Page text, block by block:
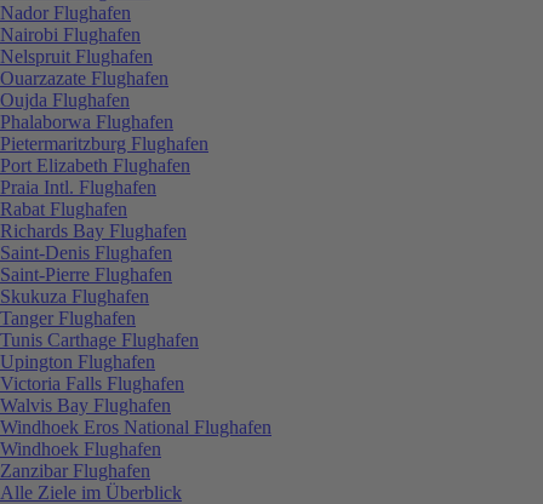
Nador Flughafen
Nairobi Flughafen
Nelspruit Flughafen
Ouarzazate Flughafen
Oujda Flughafen
Phalaborwa Flughafen
Pietermaritzburg Flughafen
Port Elizabeth Flughafen
Praia Intl. Flughafen
Rabat Flughafen
Richards Bay Flughafen
Saint-Denis Flughafen
Saint-Pierre Flughafen
Skukuza Flughafen
Tanger Flughafen
Tunis Carthage Flughafen
Upington Flughafen
Victoria Falls Flughafen
Walvis Bay Flughafen
Windhoek Eros National Flughafen
Windhoek Flughafen
Zanzibar Flughafen
Alle Ziele im Überblick